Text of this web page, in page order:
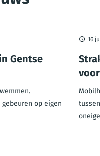
Gentse
op eigen
16